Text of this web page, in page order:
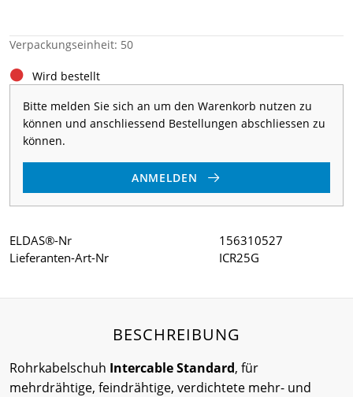
Verpackungseinheit: 50
Wird bestellt
Bitte melden Sie sich an um den Warenkorb nutzen zu
können und anschliessend Bestellungen abschliessen zu
können.
ANMELDEN
ELDAS®-Nr
156310527
Lieferanten-Art-Nr
ICR25G
BESCHREIBUNG
Rohrkabelschuh Intercable Standard, für
mehrdrähtige, feindrähtige, verdichtete mehr- und